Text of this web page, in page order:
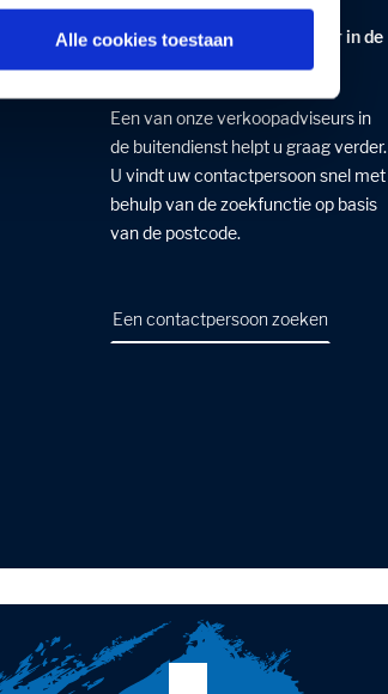
Alle cookies toestaan
Persoonlijke verkoopadviseur in de
buitendienst
Een van onze verkoopadviseurs in
de buitendienst helpt u graag verder.
U vindt uw contactpersoon snel met
behulp van de zoekfunctie op basis
van de postcode.
Een contactpersoon zoeken